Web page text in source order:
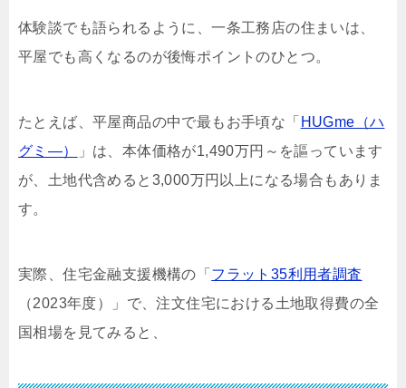
体験談でも語られるように、一条工務店の住まいは、
平屋でも高くなるのが後悔ポイントのひとつ。
たとえば、平屋商品の中で最もお手頃な「 HUGme（ハ
グミ―）
」は、本体価格が1,490万円～を謳っています
が、土地代含めると3,000万円以上になる場合もありま
す。
実際、住宅金融支援機構の「 フラット35利用者調査
（2023年度）」で、注文住宅における土地取得費の全
国相場を見てみると、